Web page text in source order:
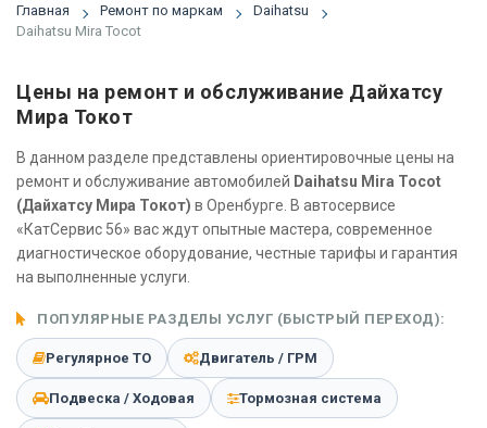
Главная Ремонт по маркам
Daihatsu
Daihatsu Mira Tocot
Цены на ремонт и обслуживание Дайхатсу
Мира Токот
В данном разделе представлены ориентировочные цены на
ремонт и обслуживание автомобилей Daihatsu Mira Tocot
(Дайхатсу Мира Токот) в Оренбурге. В автосервисе
«КатСервис 56» вас ждут опытные мастера, современное
диагностическое оборудование, честные тарифы и гарантия
на выполненные услуги.
ПОПУЛЯРНЫЕ РАЗДЕЛЫ УСЛУГ (БЫСТРЫЙ ПЕРЕХОД):
Регулярное ТО Двигатель / ГРМ
Подвеска / Ходовая Тормозная система